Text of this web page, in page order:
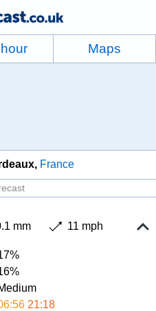
Maps
France
mm 11 mph
21:18